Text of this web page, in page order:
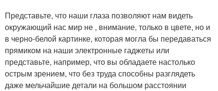
Представьте, что наши глаза позволяют нам видеть
окружающий нас мир не , внимание, только в цвете, но и
в черно-белой картинке, которая могла бы передаваться
прямиком на наши электронные гаджеты или
представьте, например, что вы обладаете настолько
острым зрением, что без труда способны разглядеть
даже мельчайшие детали на большом расстоянии